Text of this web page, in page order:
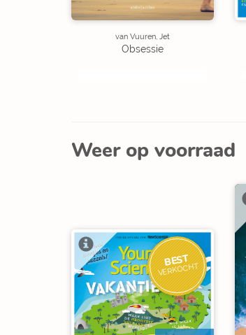
van Vuuren, Jet
Obsessie
Weer op voorraad
BEST
VERKOCHT